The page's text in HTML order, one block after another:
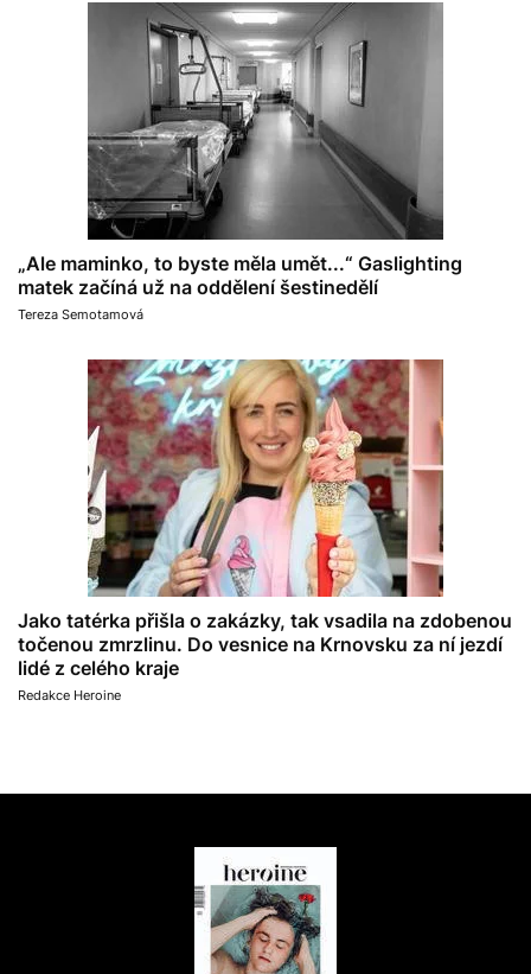
„Ale maminko, to byste měla umět...“ Gaslighting
matek začíná už na oddělení šestinedělí
Tereza Semotamová
Jako tatérka přišla o zakázky, tak vsadila na zdobenou
točenou zmrzlinu. Do vesnice na Krnovsku za ní jezdí
lidé z celého kraje
Redakce Heroine